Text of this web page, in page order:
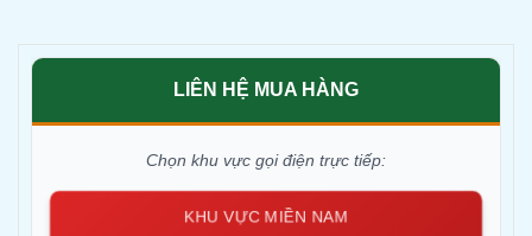
LIÊN HỆ MUA HÀNG
Chọn khu vực gọi điện trực tiếp:
KHU VỰC MIỀN NAM